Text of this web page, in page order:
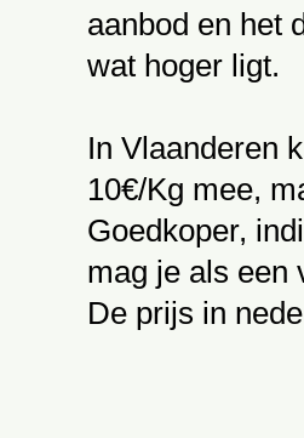
aanbod en het
wat hoger ligt.
In Vlaanderen
10€/Kg mee,
Goedkoper,
mag je als een
De prijs in